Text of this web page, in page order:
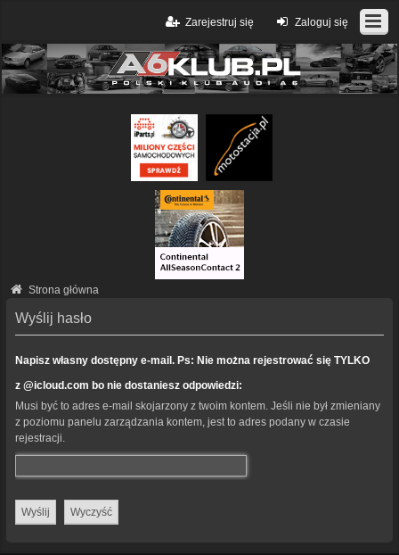
Zaloguj się
Zarejestruj się
Strona główna
Wyślij hasło
Napisz własny dostępny e-mail. Ps: Nie można rejestrować się TYLKO
z @icloud.com bo nie dostaniesz odpowiedzi:
Musi być to adres e-mail skojarzony z twoim kontem. Jeśli nie był zmieniany
z poziomu panelu zarządzania kontem, jest to adres podany w czasie
rejestracji.